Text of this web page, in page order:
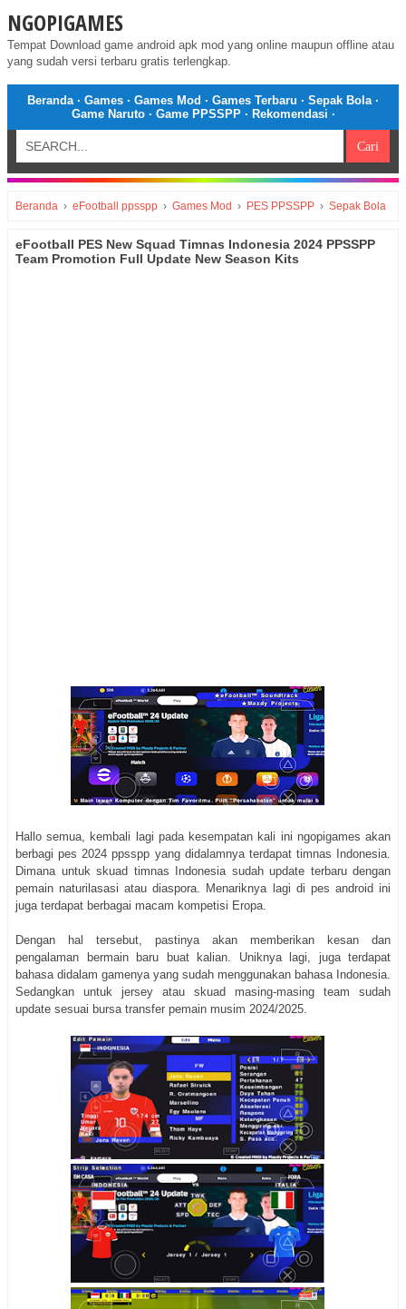
NGOPIGAMES
Tempat Download game android apk mod yang online maupun offline atau
yang sudah versi terbaru gratis terlengkap.
Beranda· Games · Games Mod · Games Terbaru · Sepak Bola·
Game Naruto· Game PPSSPP· Rekomendasi ·
Beranda › eFootball ppsspp › Games Mod › PES PPSSPP › Sepak Bola
eFootball PES New Squad Timnas Indonesia 2024 PPSSPP
Team Promotion Full Update New Season Kits
Hallo semua, kembali lagi pada kesempatan kali ini ngopigames akan
berbagi pes 2024 ppsspp yang didalamnya terdapat timnas Indonesia.
Dimana untuk skuad timnas Indonesia sudah update terbaru dengan
pemain naturilasasi atau diaspora. Menariknya lagi di pes android ini
juga terdapat berbagai macam kompetisi Eropa.
Dengan hal tersebut, pastinya akan memberikan kesan dan
pengalaman bermain baru buat kalian. Uniknya lagi, juga terdapat
bahasa didalam gamenya yang sudah menggunakan bahasa Indonesia.
Sedangkan untuk jersey atau skuad masing-masing team sudah
update sesuai bursa transfer pemain musim 2024/2025.